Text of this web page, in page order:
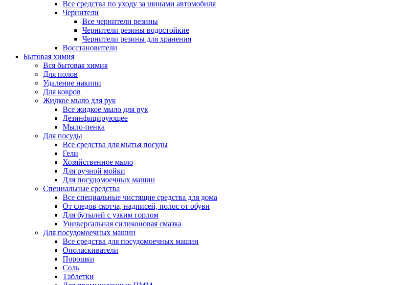
Все средства по уходу за шинами автомобиля
Чернители
Все чернители резины
Чернители резины водостойкие
Чернители резины для хранения
Восстановители
Бытовая химия
Вся бытовая химия
Для полов
Удаление накипи
Для ковров
Жидкое мыло для рук
Все жидкое мыло для рук
Дезинфицирующее
Мыло-пенка
Для посуды
Все средства для мытья посуды
Гели
Хозяйственное мыло
Для ручной мойки
Для посудомоечных машин
Специальные средства
Все специальные чистящие средства для дома
От следов скотча, надписей, полос от обуви
Для бутылей с узким горлом
Универсальная силиконовая смазка
Для посудомоечных машин
Все средства для посудомоечных машин
Ополаскиватели
Порошки
Соль
Таблетки